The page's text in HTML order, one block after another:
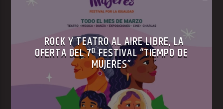
ROCK Y TEATRO AL AIRE LIBRE, LA
OFERTA DEL 7º FESTIVAL “TIEMPO DE
MUJERES”